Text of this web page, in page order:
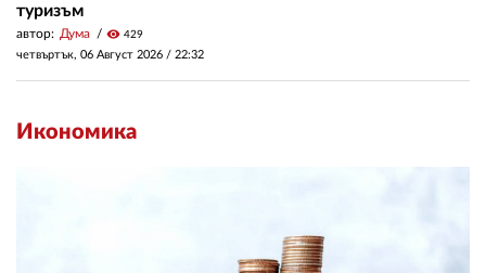
туризъм
автор: Дума visibility 429
четвъртък, 06 Август 2026 / 22:32
Икономика